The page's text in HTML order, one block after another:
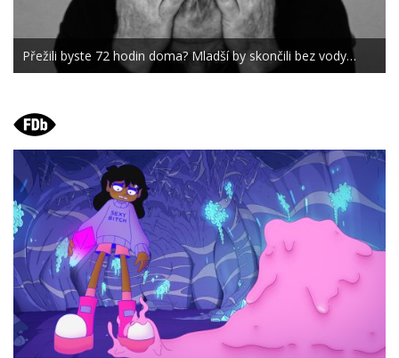
Přežili byste 72 hodin doma? Mladší by skončili bez vody…